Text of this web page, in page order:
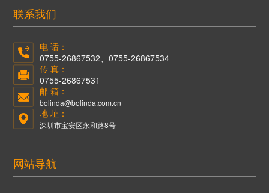
联系我们
电 话：
0755-26867532、0755-26867534
传 真：
0755-26867531
邮 箱：
bolinda@bolinda.com.cn
地 址：
深圳市宝安区永和路8号
网站导航